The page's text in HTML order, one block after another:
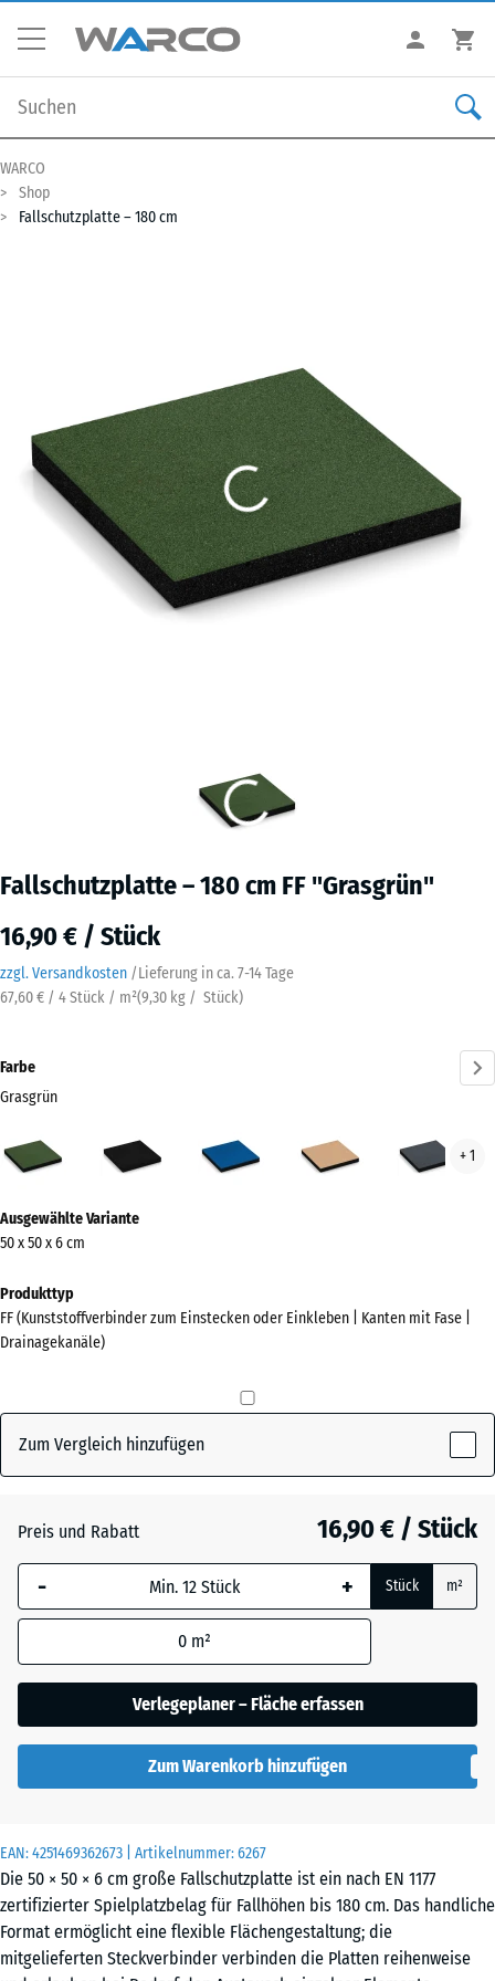
WARCO
Shop
Fallschutzplatte – 180 cm
Fallschutzplatte – 180 cm FF "Grasgrün"
16,90 € / Stück
zzgl. Versandkosten /Lieferung in ca. 7-14 Tage
67,60 € / 4 Stück / m²(9,30 kg / Stück)
EAN:4251469362673 | Artikelnummer:6267
Die 50 × 50 × 6 cm große Fallschutzplatte ist ein nach EN 1177
zertifizierter Spielplatzbelag für Fallhöhen bis 180 cm. Das handliche
Format ermöglicht eine flexible Flächengestaltung; die
mitgelieferten Steckverbinder verbinden die Platten reihenweise
Farbe
Grasgrün
(active)
Himmelblau Sandbeige
+ 1
Informationen
zu
Farben?
Farbpalette
(active)
Himmelblau + 1,60 €
Sandbeige + 2,10 €
Schiefergrau + 1,60 €
Ausgewählte Variante
50 x 50 x 6 cm
Produkttyp
FF (Kunststoffverbinder zum Einstecken oder Einkleben | Kanten mit Fase |
Drainagekanäle)
Zum Vergleich hinzufügen
Preis und Rabatt 16,90 € / Stück
- + Stück m²
0 m²
Verlegeplaner – Fläche erfassen
Zum Warenkorb hinzufügen